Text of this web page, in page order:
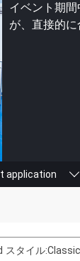
イベント期
が、直接的に
application
スタイル:Classic